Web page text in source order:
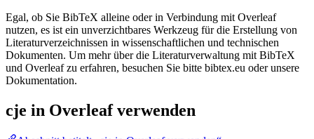
Egal, ob Sie BibTeX alleine oder in Verbindung mit Overleaf
nutzen, es ist ein unverzichtbares Werkzeug für die Erstellung von
Literaturverzeichnissen in wissenschaftlichen und technischen
Dokumenten. Um mehr über die Literaturverwaltung mit BibTeX
und Overleaf zu erfahren, besuchen Sie bitte bibtex.eu oder unsere
Dokumentation.
cje in Overleaf verwenden